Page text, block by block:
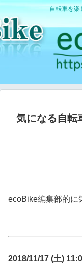
自転車を楽
気になる自転
ecoBike編集部的に
2018/11/17 (土)